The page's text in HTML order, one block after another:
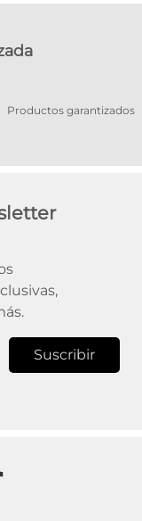
Productos garantizados
Suscribir